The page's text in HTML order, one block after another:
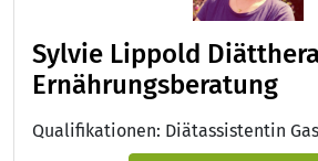
Sylvie Lippold
Ernährungsberatung